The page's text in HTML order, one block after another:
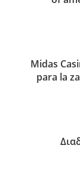
Midas
para la